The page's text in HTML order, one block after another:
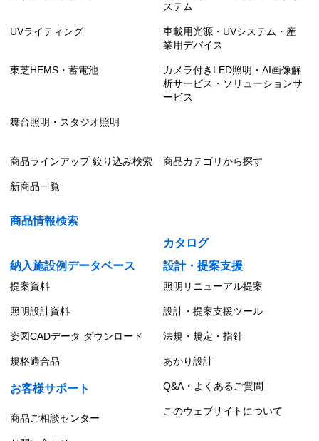
ステム
UVライティング
車載用光源・UVシステム・産
業用デバイス
東芝HEMS・蓄電池
カメラ付きLED照明・AI画像解
析サービス・ソリューションサ
ービス
舞台照明・スタジオ照明
商品ラインアップ 絞り込み検索 商品カテゴリから探す
新商品一覧
商品情報検索
カタログ
納入施設例データベース
設計・提案支援
提案資料 照明リニューアル提案
照明設計資料 設計・提案支援ツール
姿図CADデータ ダウンロード 法規・規定・指針
規格適合品 あかり設計
お客様サポート Q&A・よくあるご質問
商品ご相談センター
このウェブサイトについて